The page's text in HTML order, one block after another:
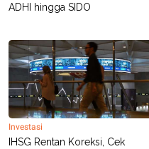
ADHI hingga SIDO
Investasi
IHSG Rentan Koreksi, Cek